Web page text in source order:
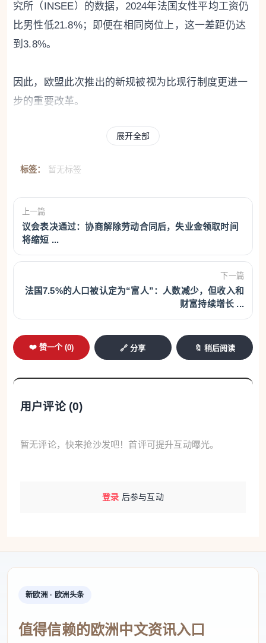
究所（INSEE）的数据，2024年法国女性平均工资仍
比男性低21.8%；即便在相同岗位上，这一差距仍达
到3.8%。
因此，欧盟此次推出的新规被视为比现行制度更进一
步的重要改革。
招聘阶段就必须公开薪资
布招聘信息时将不能再使用“薪资面议”“根据个人情况
确定工资”等模糊表述，而必须在职位发布时，或至少
在第一次面试前，明确告知应聘者具体薪资或薪资区
间。
同时，企业还将被禁止询问求职者目前或上一份工作
的工资水平，以避免过去存在的薪资不平等被继续复
这一变化影响不小。根据法国高管就业协会（Apec）
求职者询问其此前工资水平。
这是许多人最关心的问题。答案是：不能直接查看每
此外，员工有权要求企业提供与自己从事“同等价值工
话说，你无法知道某位同事每月具体拿多少钱，但可
展开全部
标签： 暂无标签
上一篇
议会表决通过：协商解除劳动合同后，失业金领取时间
将缩短 ...
下一篇
法国7.5%的人口被认定为“富人”：人数减少，但收入和
财富持续增长 ...
❤️ 赞一个 (0) 🔗 分享 🔖 稍后阅读
用户评论 (0)
暂无评论，快来抢沙发吧！首评可提升互动曝光。
登录 后参与互动
新欧洲 · 欧洲头条
值得信赖的欧洲中文资讯入口